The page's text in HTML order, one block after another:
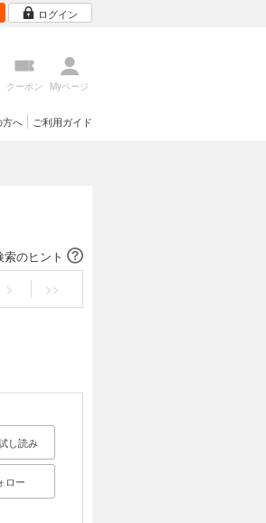
ログイン
クーポン Myページ
ご利用ガイド
方へ
索のヒント
> >>
し読み
ロー